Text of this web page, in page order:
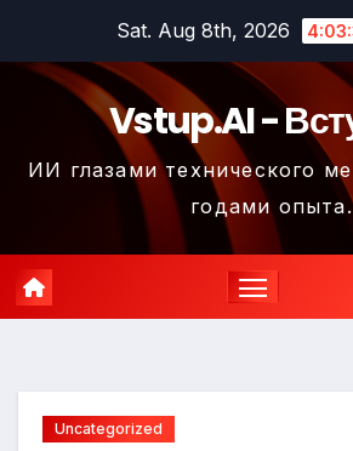
content
Sat. Aug 8th, 2026
Vstup.AI -
ИИ глазами технического
годами опыта.
Uncategorized